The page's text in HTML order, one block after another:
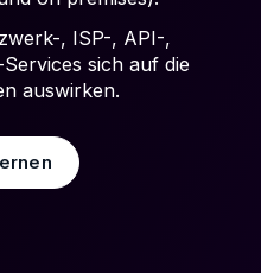
, ISP-, API-,
sich auf die
auswirken.